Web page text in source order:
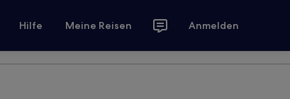
Hilfe Meine Reisen Anmelden